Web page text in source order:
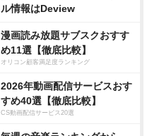
ル情報はDeview
漫画読み放題サブスクおすす
め11選【徹底比較】
オリコン顧客満足度ランキング
2026年動画配信サービスおす
すめ40選【徹底比較】
CS動画配信サービス20選